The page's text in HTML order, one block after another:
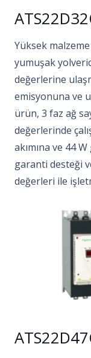
Yüksek
yumuşak
değerlerine
emisyonuna ve
ürün, 3 faz ağ
değerlerinde
akımına ve 44
garanti desteği
değerleri ile